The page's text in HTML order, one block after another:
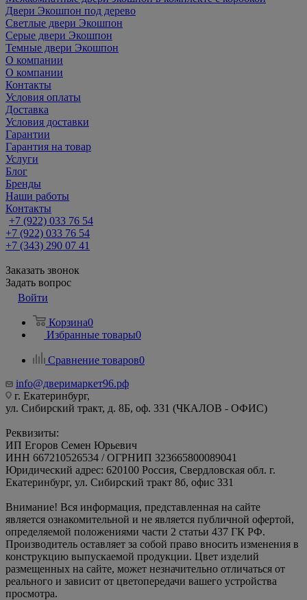
Двери Экошпон под дерево
Светлые двери Экошпон
Серые двери Экошпон
Темные двери Экошпон
О компании
О компании
Контакты
Условия оплаты
Доставка
Условия доставки
Гарантии
Гарантия на товар
Услуги
Блог
Бренды
Наши работы
Контакты
+7 (922) 033 76 54
+7 (922) 033 76 54
+7 (343) 290 07 41
Заказать звонок
Задать вопрос
Войти
Корзина0
Избранные товары0
Сравнение товаров0
info@дверимаркет96.рф
г. Екатеринбург,
ул. Сибирский тракт, д. 8Б, оф. 331 (ЧКАЛОВ - ОФИС)
Реквизиты:
ИП Егоров Семен Юрьевич
ИНН 667210526534 / ОГРНИП 323665800089041
Юридический адрес: 620100 Россия, Свердловская обл. г.
Екатеринбург, ул. Сибирский тракт 8б, офис 331
Внимание! Вся информация, представленная на сайте
является ознакомительной и не является публичной офертой,
определяемой положениями части 2 статьи 437 ГК РФ.
Производитель оставляет за собой право вносить изменения в
конструкцию выпускаемой продукции. Цвет изделий
размещенных на сайте, может незначительно отличаться от
реального и зависит от цветопередачи вашего устройства
просмотра.